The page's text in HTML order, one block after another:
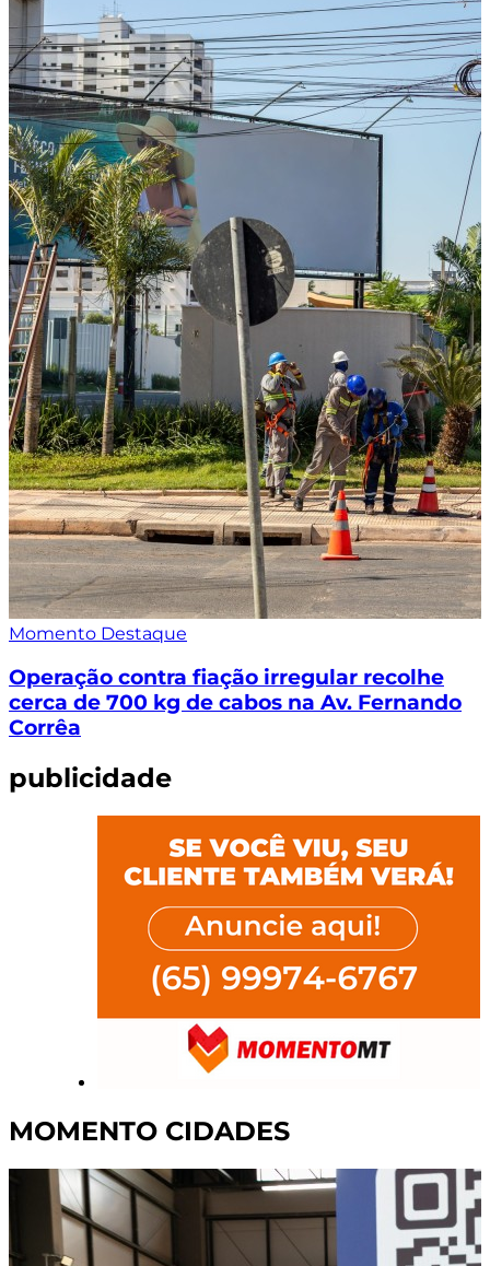
Momento Destaque
Operação contra fiação irregular recolhe
cerca de 700 kg de cabos na Av. Fernando
Corrêa
publicidade
MOMENTO CIDADES